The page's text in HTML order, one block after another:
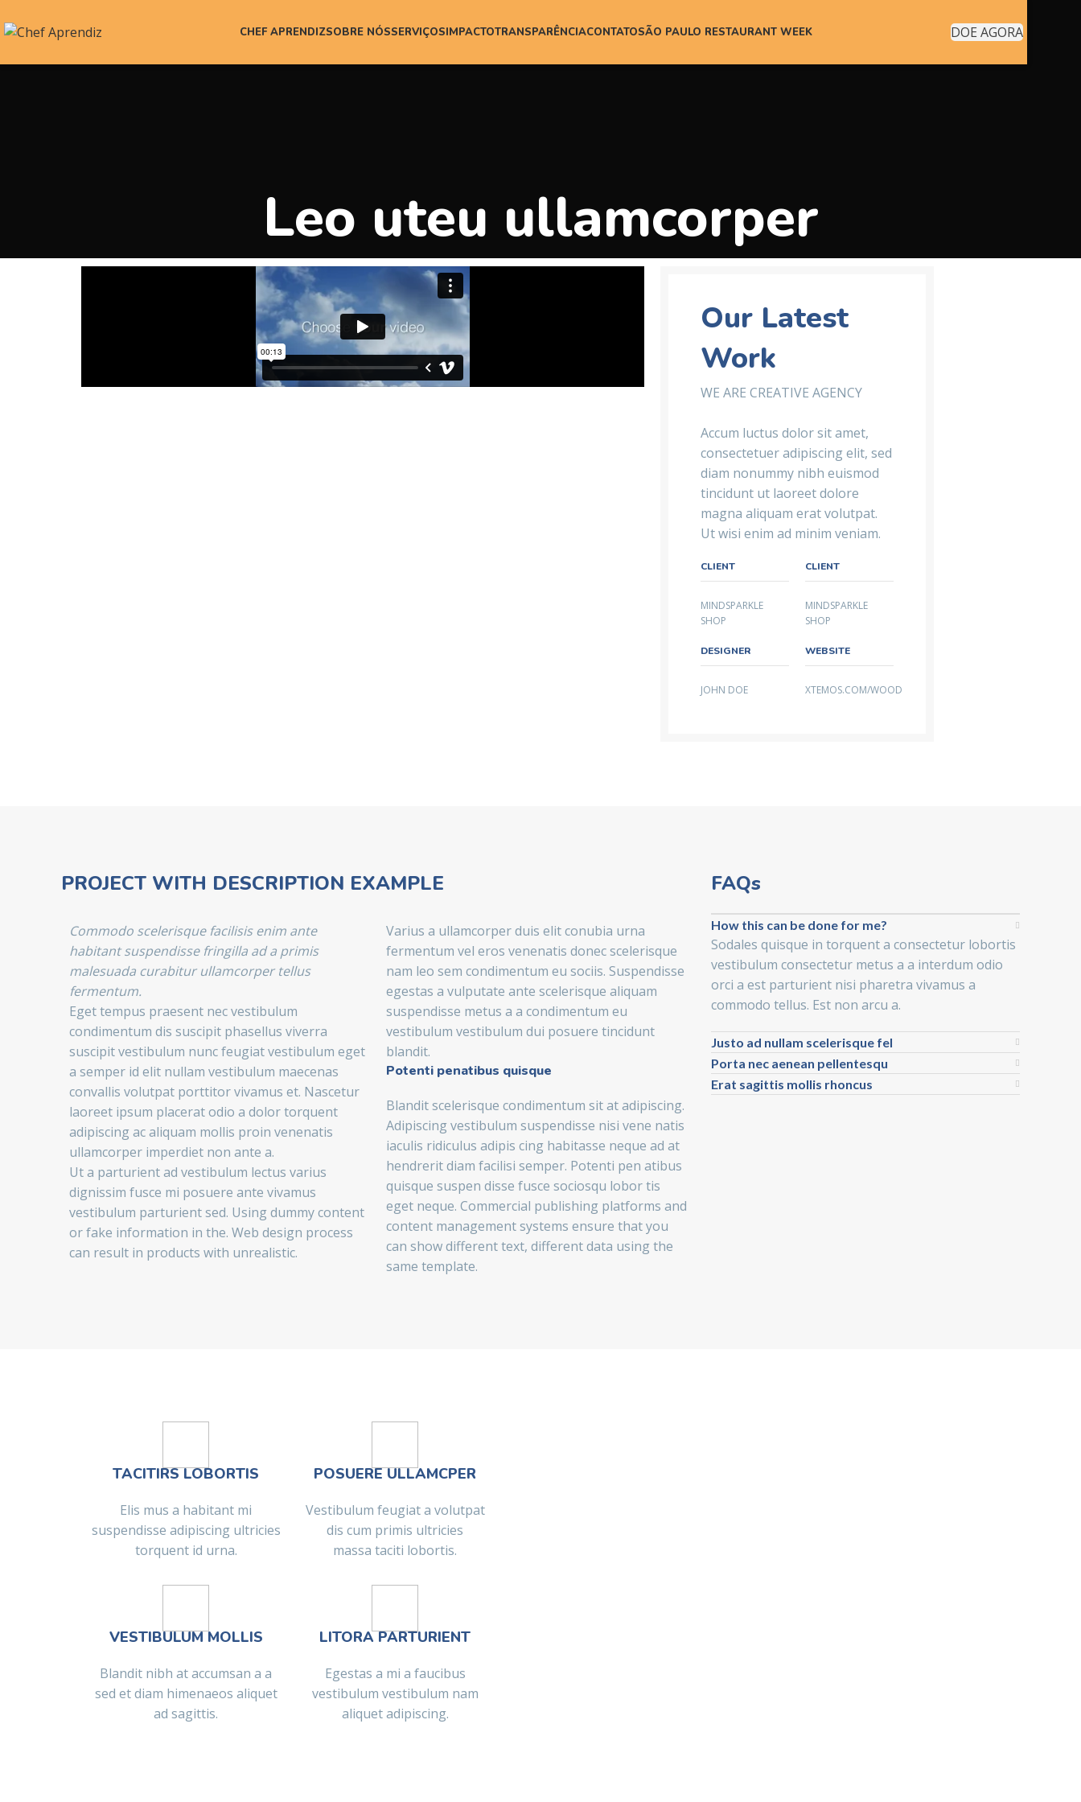
CHEF APRENDIZSOBRE NÓSSERVIÇOSIMPACTOTRANSPARÊNCIACONTATOSÃO PAULO RESTAURANT WEEK DOE AGORA
Leo uteu ullamcorper
Our Latest
Work
WE ARE CREATIVE AGENCY
Accum luctus dolor sit amet,
consectetuer adipiscing elit, sed
diam nonummy nibh euismod
tincidunt ut laoreet dolore
magna aliquam erat volutpat.
Ut wisi enim ad minim veniam.
CLIENT
MINDSPARKLE
SHOP
CLIENT
MINDSPARKLE
SHOP
DESIGNER
JOHN DOE
WEBSITE
XTEMOS.COM/WOOD
PROJECT WITH DESCRIPTION EXAMPLE
Commodo scelerisque facilisis enim ante
habitant suspendisse fringilla ad a primis
malesuada curabitur ullamcorper tellus
fermentum.
Eget tempus praesent nec vestibulum
condimentum dis suscipit phasellus viverra
suscipit vestibulum nunc feugiat vestibulum eget
a semper id elit nullam vestibulum maecenas
convallis volutpat porttitor vivamus et. Nascetur
laoreet ipsum placerat odio a dolor torquent
adipiscing ac aliquam mollis proin venenatis
ullamcorper imperdiet non ante a.
Ut a parturient ad vestibulum lectus varius
dignissim fusce mi posuere ante vivamus
vestibulum parturient sed. Using dummy content
or fake information in the. Web design process
can result in products with unrealistic.
Varius a ullamcorper duis elit conubia urna
fermentum vel eros venenatis donec scelerisque
nam leo sem condimentum eu sociis. Suspendisse
egestas a vulputate ante scelerisque aliquam
suspendisse metus a a condimentum eu
vestibulum vestibulum dui posuere tincidunt
blandit.
Potenti penatibus quisque
Blandit scelerisque condimentum sit at adipiscing.
Adipiscing vestibulum suspendisse nisi vene natis
iaculis ridiculus adipis cing habitasse neque ad at
hendrerit diam facilisi semper. Potenti pen atibus
quisque suspen disse fusce sociosqu lobor tis
eget neque. Commercial publishing platforms and
content management systems ensure that you
can show different text, different data using the
same template.
FAQs
How this can be done for me?
Sodales quisque in torquent a consectetur lobortis
vestibulum consectetur metus a a interdum odio
orci a est parturient nisi pharetra vivamus a
commodo tellus. Est non arcu a.
Justo ad nullam scelerisque fel
Porta nec aenean pellentesqu
Erat sagittis mollis rhoncus
TACITIRS LOBORTIS
Elis mus a habitant mi
suspendisse adipiscing ultricies
torquent id urna.
VESTIBULUM MOLLIS
Blandit nibh at accumsan a a
sed et diam himenaeos aliquet
ad sagittis.
POSUERE ULLAMCPER
Vestibulum feugiat a volutpat
dis cum primis ultricies
massa taciti lobortis.
LITORA PARTURIENT
Egestas a mi a faucibus
vestibulum vestibulum nam
aliquet adipiscing.